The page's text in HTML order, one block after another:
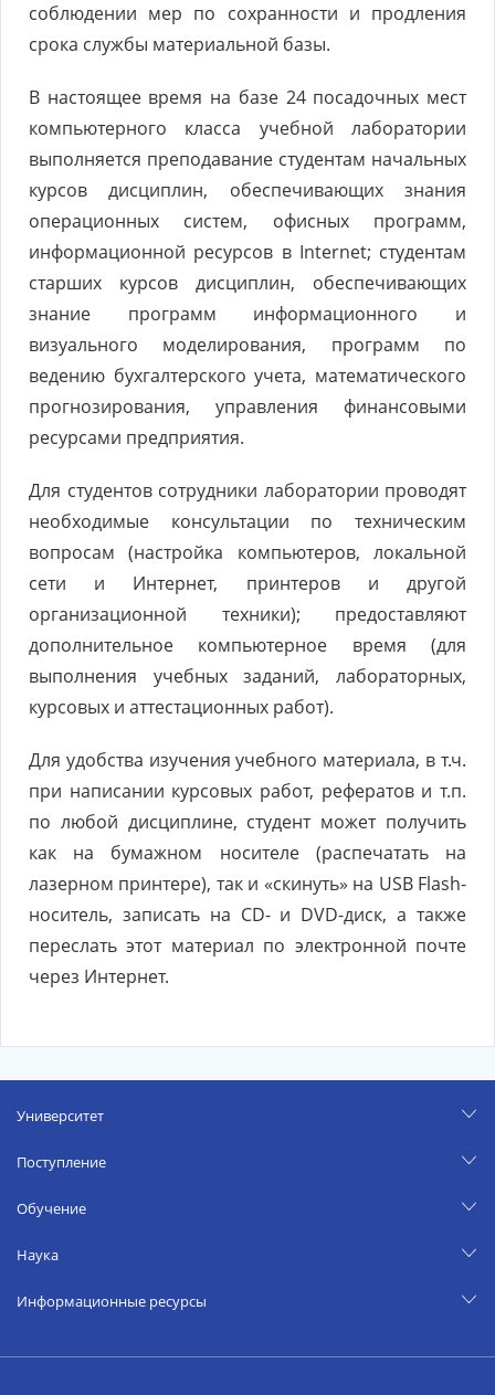
соблюдении мер по сохранности и продления
срока службы материальной базы.
В настоящее время на базе 24 посадочных мест
компьютерного класса учебной лаборатории
выполняется преподавание студентам начальных
курсов дисциплин, обеспечивающих знания
операционных систем, офисных программ,
информационной ресурсов в Internet; студентам
старших курсов дисциплин, обеспечивающих
знание программ информационного и
визуального моделирования, программ по
ведению бухгалтерского учета, математического
прогнозирования, управления финансовыми
ресурсами предприятия.
Для студентов сотрудники лаборатории проводят
необходимые консультации по техническим
вопросам (настройка компьютеров, локальной
сети и Интернет, принтеров и другой
организационной техники); предоставляют
дополнительное компьютерное время (для
выполнения учебных заданий, лабораторных,
курсовых и аттестационных работ).
Для удобства изучения учебного материала, в т.ч.
при написании курсовых работ, рефератов и т.п.
по любой дисциплине, студент может получить
как на бумажном носителе (распечатать на
лазерном принтере), так и «скинуть» на USB Flash-
носитель, записать на CD- и DVD-диск, а также
переслать этот материал по электронной почте
через Интернет.
Университет
Поступление
Обучение
Наука
Информационные ресурсы